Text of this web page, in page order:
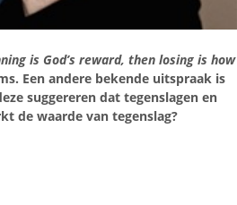
is God’s reward, then losing is how
Een andere bekende uitspraak is
suggereren dat tegenslagen en
de waarde van tegenslag?